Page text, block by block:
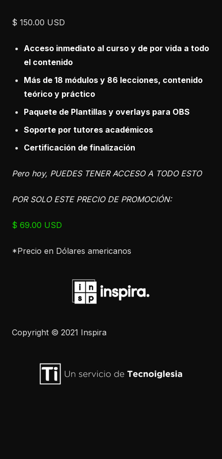
$ 150.00 USD
Acceso inmediato al curso y de por vida a todo
el contenido
Más de 18 módulos y 86 lecciones, contenido
teórico y práctico
Paquete de Plantillas y overlays para OBS
Soporte por tutores académicos
Certificación de finalización
Pero hoy, PUEDES TENER ACCESO A TODO ESTO
POR SOLO ESTE PRECIO DE PROMOCIÓN:
$ 69.00 USD
*Precio en Dólares americanos
Copyright © 2021 Inspira